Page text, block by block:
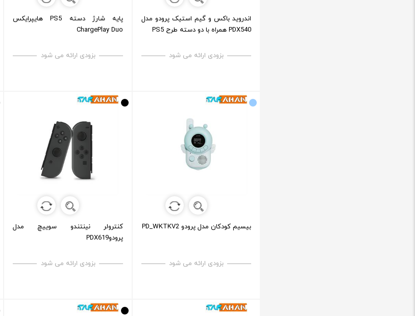
اندروید باکس و گیم استیک پرودو مدل
PDX540 همراه با دو دسته طرح PS5
بزودی ارائه می شود
پایه شارژ دسته PS5 هایپرایکس
ChargePlay Duo
بزودی ارائه می شود
بیسیم کودکان مدل پرودو PD_WKTKV2
بزودی ارائه می شود
کنترولر نینتندو سوییچ مدل
پرودوPDX619
بزودی ارائه می شود